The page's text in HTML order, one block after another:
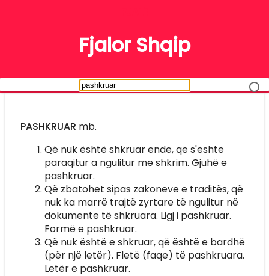
Fjalor Shqip
PASHKRUAR mb.
Që nuk është shkruar ende, që s'është
paraqitur a ngulitur me shkrim. Gjuhë e
pashkruar.
Që zbatohet sipas zakoneve e traditës, që
nuk ka marrë trajtë zyrtare të ngulitur në
dokumente të shkruara. Ligj i pashkruar.
Formë e pashkruar.
Që nuk është e shkruar, që është e bardhë
(për një letër). Fletë (faqe) të pashkruara.
Letër e pashkruar.